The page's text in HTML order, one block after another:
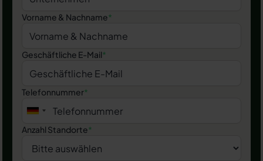
Vorname & Nachname*
Geschäftliche E-Mail*
Telefonnummer*
Anzahl Standorte*